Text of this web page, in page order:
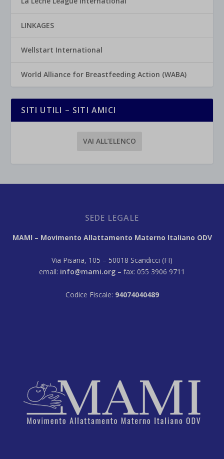
LINKAGES
Wellstart International
World Alliance for Breastfeeding Action (WABA)
SITI UTILI – SITI AMICI
VAI ALL’ELENCO
SEDE LEGALE
MAMI – Movimento Allattamento Materno Italiano ODV
Via Pisana, 105 – 50018 Scandicci (FI)
email: info@mami.org – fax: 055 3906 9711
Codice Fiscale: 94074040489